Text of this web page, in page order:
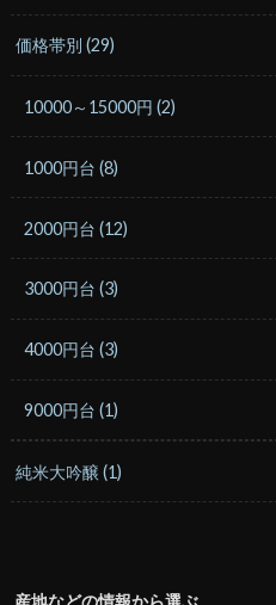
価格帯別(29)
10000～15000円(2)
1000円台(8)
2000円台(12)
3000円台(3)
4000円台(3)
9000円台(1)
純米大吟醸(1)